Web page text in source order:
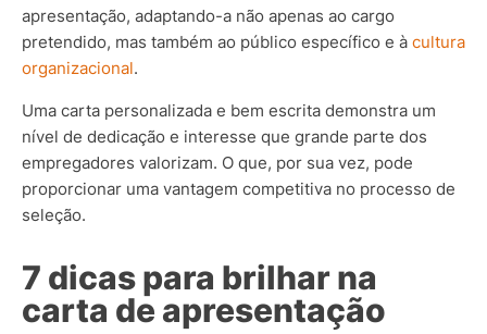
apresentação, adaptando-a não apenas ao cargo
pretendido, mas também ao público específico e à cultura
organizacional.
Uma carta personalizada e bem escrita demonstra um
nível de dedicação e interesse que grande parte dos
empregadores valorizam. O que, por sua vez, pode
proporcionar uma vantagem competitiva no processo de
seleção.
7 dicas para brilhar na
carta de apresentação